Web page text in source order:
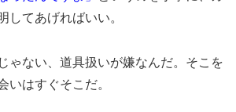
してあげればいい。
ゃない、道具扱いが嫌なんだ。そこを
いはすぐそこだ。